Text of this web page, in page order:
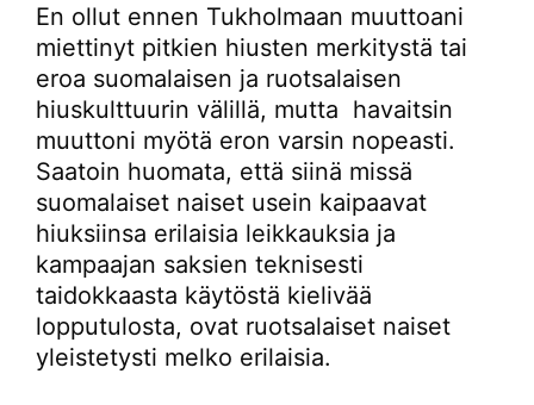
En ollut ennen Tukholmaan muuttoani
miettinyt pitkien hiusten merkitystä tai
eroa suomalaisen ja ruotsalaisen
hiuskulttuurin välillä, mutta havaitsin
muuttoni myötä eron varsin nopeasti.
Saatoin huomata, että siinä missä
suomalaiset naiset usein kaipaavat
hiuksiinsa erilaisia leikkauksia ja
kampaajan saksien teknisesti
taidokkaasta käytöstä kielivää
lopputulosta, ovat ruotsalaiset naiset
yleistetysti melko erilaisia.